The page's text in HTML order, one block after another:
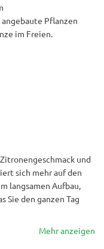
Pflanzen
im Freien.
und
sich mehr auf den
langsamen Aufbau,
Sie den ganzen Tag
Mehr anzeigen